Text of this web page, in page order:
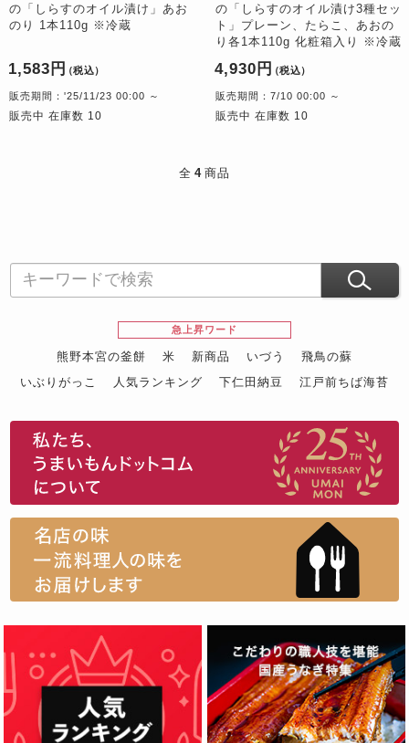
の「しらすのオイル漬け」あお
のり 1本110g ※冷蔵
1,583円 （税込）
販売期間：'25/11/23 00:00 ～
販売中 在庫数 10
の「しらすのオイル漬け3種セッ
ト」プレーン、たらこ、あおの
り各1本110g 化粧箱入り ※冷蔵
4,930円 （税込）
販売期間：7/10 00:00 ～
販売中 在庫数 10
全 4 商品
急上昇ワード
熊野本宮の釜餅 米 新商品 いづう
飛鳥の蘇
いぶりがっこ
人気ランキング 下仁田納豆
江戸前ちば海苔